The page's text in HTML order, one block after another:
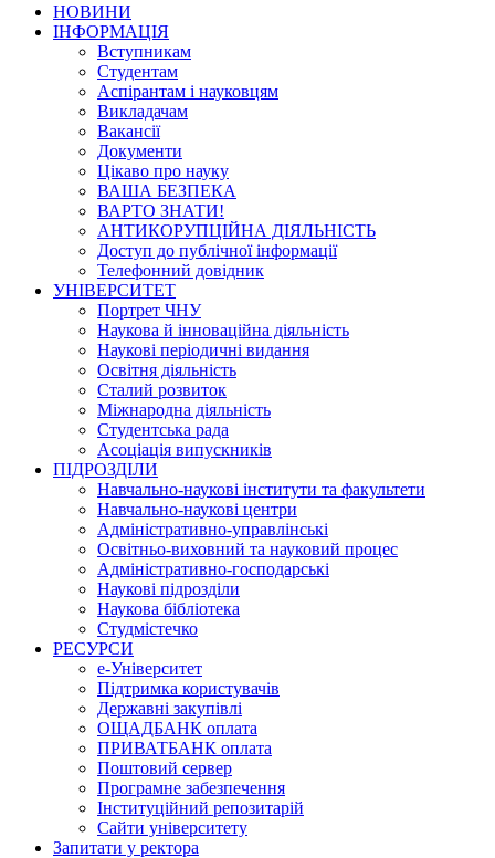
НОВИНИ
ІНФОРМАЦІЯ
Вступникам
Студентам
Аспірантам і науковцям
Викладачам
Вакансії
Документи
Цікаво про науку
ВАША БЕЗПЕКА
ВАРТО ЗНАТИ!
АНТИКОРУПЦІЙНА ДІЯЛЬНІСТЬ
Доступ до публічної інформації
Телефонний довідник
УНІВЕРСИТЕТ
Портрет ЧНУ
Наукова й інноваційна діяльність
Наукові періодичні видання
Освітня діяльність
Сталий розвиток
Міжнародна діяльність
Студентська рада
Асоціація випускників
ПІДРОЗДІЛИ
Навчально-наукові інститути та факультети
Навчально-наукові центри
Адміністративно-управлінські
Освітньо-виховний та науковий процес
Адміністративно-господарські
Наукові підрозділи
Наукова бібліотека
Студмістечко
РЕСУРСИ
е-Університет
Підтримка користувачів
Державні закупівлі
ОЩАДБАНК оплата
ПРИВАТБАНК оплата
Поштовий сервер
Програмне забезпечення
Інституційний репозитарій
Сайти університету
Запитати у ректора